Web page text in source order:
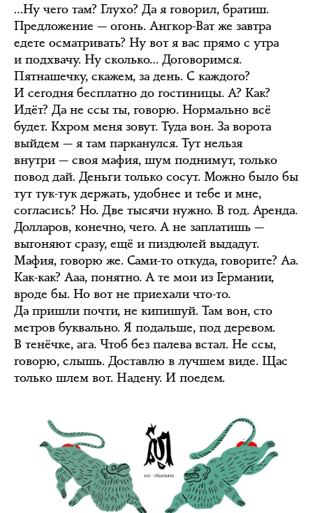
…Ну чего там? Глухо? Да я говорил, братиш.
Предложение — огонь. Ангкор-Ват же завтра
едете осматривать? Ну вот я вас прямо с утра
и подхвачу. Ну сколько… Договоримся.
Пятнашечку, скажем, за день. С каждого?
И сегодня бесплатно до гостиницы. А? Как?
Идёт? Да не ссы ты, говорю. Нормально всё
будет. Кхром меня зовут. Туда вон. За ворота
выйдем — я там парканулся. Тут нельзя
внутри — своя мафия, шум поднимут, только
повод дай. Деньги только сосут. Можно было бы
тут тук-тук держать, удобнее и тебе и мне,
согласись? Но. Две тысячи нужно. В год. Аренда.
Долларов, конечно, чего. А не заплатишь —
выгоняют сразу, ещё и пиздюлей выдадут.
Мафия, говорю же. Сами-то откуда, говорите? Аа.
Как-как? Ааа, понятно. А те мои из Германии,
вроде бы. Но вот не приехали что-то.
Да пришли почти, не кипишуй. Там вон, сто
метров буквально. Я подальше, под деревом.
В тенёчке, ага. Чтоб без палева встал. Не ссы,
говорю, слышь. Доставлю в лучшем виде. Щас
только шлем вот. Надену. И поедем.